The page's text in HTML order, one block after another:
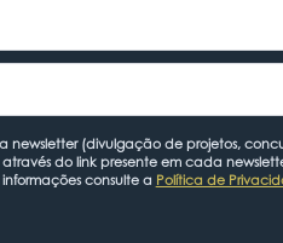
(divulgação de projetos,
do link presente em cada
consulte a Política de